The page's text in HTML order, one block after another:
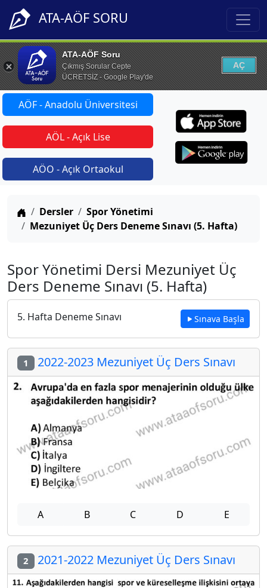
ATA-AÖF SORU
ATA-AÖF Soru
Çıkmış Sorular Cepte
ÜCRETSİZ - Google Play'de
AÇ
AÖF - Anadolu Üniversitesi
AÖL - Açık Lise
AÖO - Açık Ortaokul
Anasayfa
Dersler
Spor Yönetimi
Mezuniyet Üç Ders Deneme Sınavı (5. Hafta)
Spor Yönetimi Dersi Mezuniyet Üç
Ders Deneme Sınavı (5. Hafta)
5. Hafta Deneme Sınavı Sınava Başla
1 2022-2023 Mezuniyet Üç Ders Sınavı
A B C D E
2 2021-2022 Mezuniyet Üç Ders Sınavı